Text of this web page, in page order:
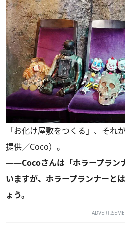
「お化け屋敷をつくる」、それ
提供／Coco）。
――Cocoさんは「ホラープラン
いますが、ホラープランナーと
ょう。